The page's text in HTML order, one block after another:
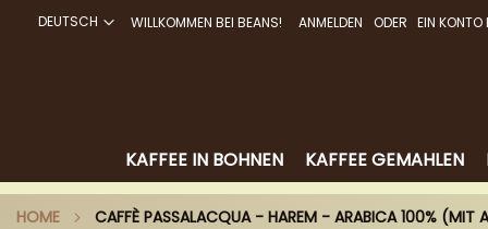
DIREKT
DEUTSCH WILLKOMMEN BEI BEANS! ANMELDEN EIN KONTO
KAFFEE IN BOHNEN KAFFEE GEMAHLEN
HOME CAFFÈ PASSALACQUA - HAREM - ARABICA 100%